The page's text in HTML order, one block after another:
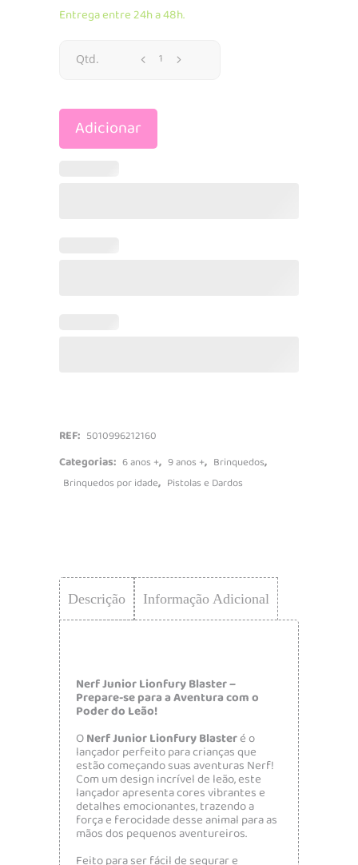
Entrega entre 24h a 48h.
NERF
JR
Qtd.
Adicionar
REF: 5010996212160
Categorias: 6 anos +, 9 anos +, Brinquedos,
Brinquedos por idade, Pistolas e Dardos
Descrição Informação Adicional
Nerf Junior Lionfury Blaster –
Prepare-se para a Aventura com o
Poder do Leão!
ONerf Junior Lionfury Blasteré o
lançador perfeito para crianças que
estão começando suas aventuras Nerf!
Com um design incrível de leão, este
lançador apresenta cores vibrantes e
detalhes emocionantes, trazendo a
força e ferocidade desse animal para as
mãos dos pequenos aventureiros.
Feito para ser fácil de segurar e